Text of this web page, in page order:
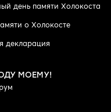
день памяти Холокоста
о Холокосте
декларация
МОЕМУ!